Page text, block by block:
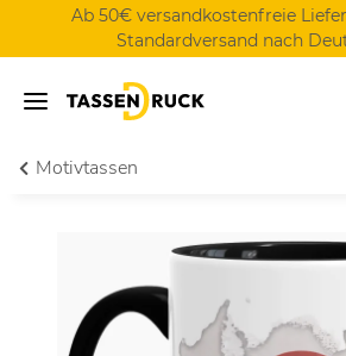
Ab 50€ versandkostenfreie
Standardversand nach
Motivtassen